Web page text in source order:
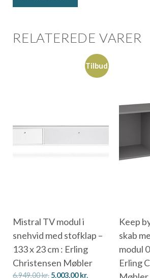
RELATEREDE VARER
Tilbud
Mistral TV modul i
snehvid med stofklap –
133 x 23 cm : Erling
Christensen Møbler
6.949,00kr. 5.003,00kr.
Keep
skab
modul
Erling